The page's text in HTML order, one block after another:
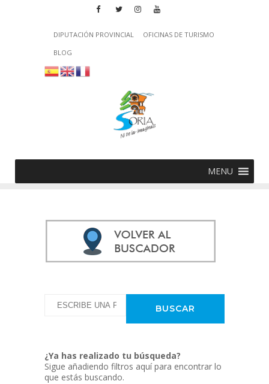
DIPUTACIÓN PROVINCIAL
OFICINAS DE TURISMO
BLOG
MENU
¿Ya has realizado tu búsqueda?
Sigue añadiendo filtros aquí para encontrar lo
que estás buscando.